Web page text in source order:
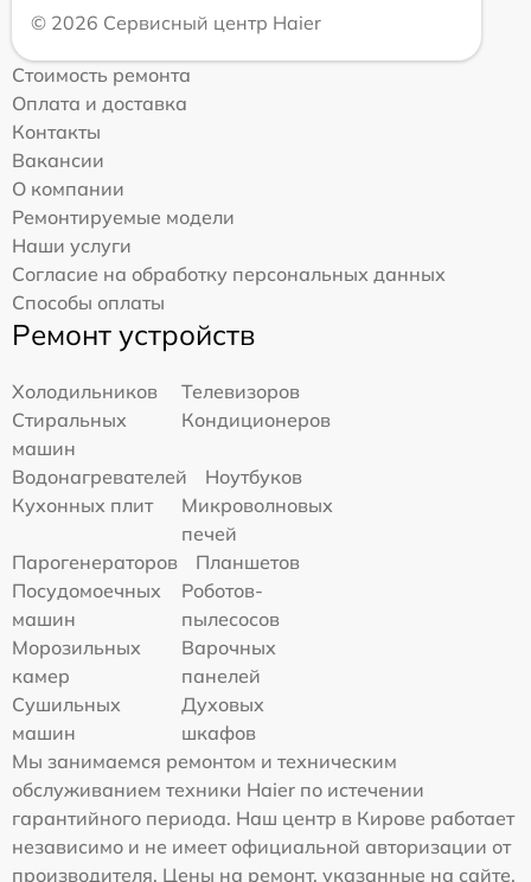
© 2026 Сервисный центр Haier
Стоимость ремонта
Оплата и доставка
Контакты
Вакансии
О компании
Ремонтируемые модели
Наши услуги
Согласие на обработку персональных данных
Способы оплаты
Ремонт устройств
Холодильников
Телевизоров
Стиральных
машин
Кондиционеров
Водонагревателей
Ноутбуков
Кухонных плит
Микроволновых
печей
Парогенераторов
Планшетов
Посудомоечных
машин
Роботов-
пылесосов
Морозильных
камер
Варочных
панелей
Сушильных
машин
Духовых
шкафов
Мы занимаемся ремонтом и техническим
обслуживанием техники Haier по истечении
гарантийного периода. Наш центр в Кирове работает
независимо и не имеет официальной авторизации от
производителя. Цены на ремонт, указанные на сайте,